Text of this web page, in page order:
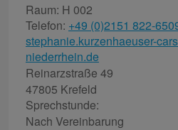
Raum: H 002
Telefon: +49 (0)2151 822-
stephanie.kurzenhaeuser-
niederrhein.de
Reinarzstraße 49
47805 Krefeld
Sprechstunde:
Nach Vereinbarung